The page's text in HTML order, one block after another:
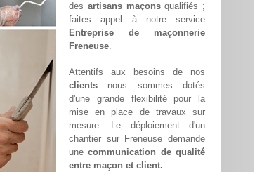
des artisans maçonsqualifiés ;
faites appel à notre service
Entreprise de maçonnerie
Freneuse.
Attentifs aux besoins de nos
clients nous sommes dotés
d'une grande flexibilité pour la
mise en place de travaux sur
mesure. Le déploiement d'un
chantier sur Freneuse demande
unecommunication de qualité
entre maçon et client.